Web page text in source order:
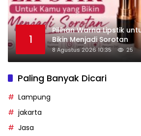
1
Pilihan Warna Lipstik
Bikin Menjadi Sorotan
8 Agustus 2026 10:35 25
Paling Banyak Dicari
Lampung
jakarta
Jasa